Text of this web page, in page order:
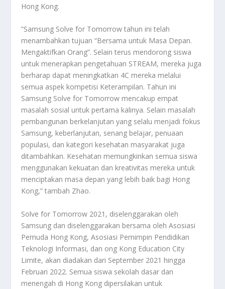
Hong Kong.
“Samsung Solve for Tomorrow tahun ini telah
menambahkan tujuan “Bersama untuk Masa Depan.
Mengaktifkan Orang”. Selain terus mendorong siswa
untuk menerapkan pengetahuan STREAM, mereka juga
berharap dapat meningkatkan 4C mereka melalui
semua aspek kompetisi Keterampilan. Tahun ini
Samsung Solve for Tomorrow mencakup empat
masalah sosial untuk pertama kalinya. Selain masalah
pembangunan berkelanjutan yang selalu menjadi fokus
Samsung, keberlanjutan, senang belajar, penuaan
populasi, dan kategori kesehatan masyarakat juga
ditambahkan. Kesehatan memungkinkan semua siswa
menggunakan kekuatan dan kreativitas mereka untuk
menciptakan masa depan yang lebih baik bagi Hong
Kong,” tambah Zhao.
Solve for Tomorrow 2021, diselenggarakan oleh
Samsung dan diselenggarakan bersama oleh Asosiasi
Pemuda Hong Kong, Asosiasi Pemimpin Pendidikan
Teknologi Informasi, dan ong Kong Education City
Limite, akan diadakan dari September 2021 hingga
Februari 2022. Semua siswa sekolah dasar dan
menengah di Hong Kong dipersilakan untuk